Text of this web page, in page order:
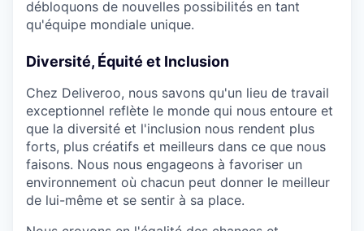
débloquons de nouvelles possibilités en tant
qu'équipe mondiale unique.
Diversité, Équité et Inclusion
Chez Deliveroo, nous savons qu'un lieu de travail
exceptionnel reflète le monde qui nous entoure et
que la diversité et l'inclusion nous rendent plus
forts, plus créatifs et meilleurs dans ce que nous
faisons. Nous nous engageons à favoriser un
environnement où chacun peut donner le meilleur
de lui-même et se sentir à sa place.